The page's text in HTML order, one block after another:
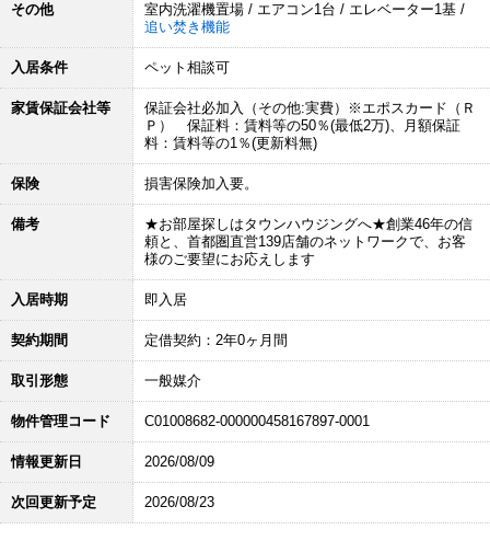
その他
室内洗濯機置場 / エアコン1台 / エレベーター1基 /
追い焚き機能
入居条件 ペット相談可
家賃保証会社等
保証会社必加入（その他:実費）※エポスカード（Ｒ
Ｐ） 保証料：賃料等の50％(最低2万)、月額保証
料：賃料等の1％(更新料無)
保険 損害保険加入要。
備考
★お部屋探しはタウンハウジングへ★創業46年の信
頼と、首都圏直営139店舗のネットワークで、お客
様のご要望にお応えします
入居時期 即入居
契約期間 定借契約：2年0ヶ月間
取引形態 一般媒介
物件管理コード C01008682-000000458167897-0001
情報更新日 2026/08/09
次回更新予定 2026/08/23